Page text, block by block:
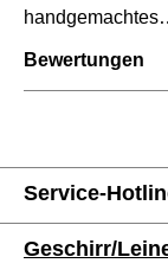
Bewertungen
Service-
Geschirr/